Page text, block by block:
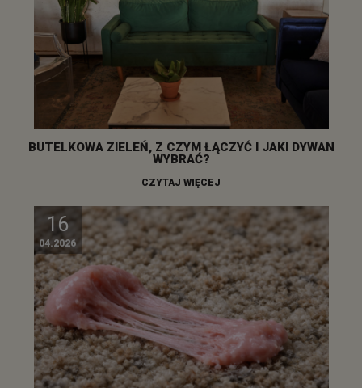
BUTELKOWA ZIELEŃ, Z CZYM ŁĄCZYĆ I JAKI DYWAN
WYBRAĆ?
CZYTAJ WIĘCEJ
16
04.2026